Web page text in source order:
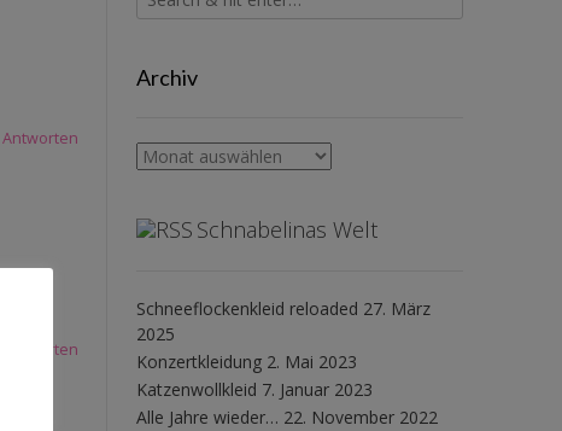
Antworten
Antworten
Archiv
Archiv
Schnabelinas Welt
Schneeflockenkleid reloaded 27. März
2025
Konzertkleidung 2. Mai 2023
Katzenwollkleid 7. Januar 2023
Alle Jahre wieder… 22. November 2022